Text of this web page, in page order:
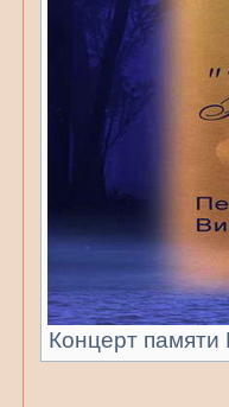
Концерт